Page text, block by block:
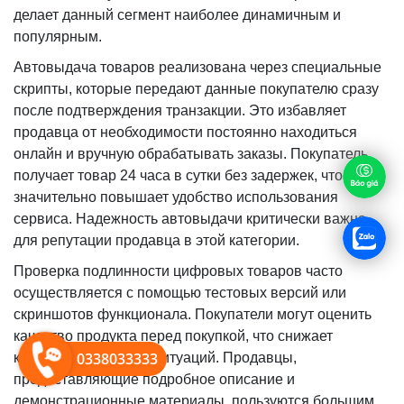
делает данный сегмент наиболее динамичным и
популярным.
Автовыдача товаров реализована через специальные
скрипты, которые передают данные покупателю сразу
после подтверждения транзакции. Это избавляет
продавца от необходимости постоянно находиться
онлайн и вручную обрабатывать заказы. Покупатель
получает товар 24 часа в сутки без задержек, что
значительно повышает удобство использования
сервиса. Надежность автовыдачи критически важна
для репутации продавца в этой категории.
Проверка подлинности цифровых товаров часто
осуществляется с помощью тестовых версий или
скриншотов функционала. Покупатели могут оценить
качество продукта перед покупкой, что снижает
количество спорных ситуаций. Продавцы,
предоставляющие подробное описание и
демонстрационные материалы, пользуются большим
0338033333